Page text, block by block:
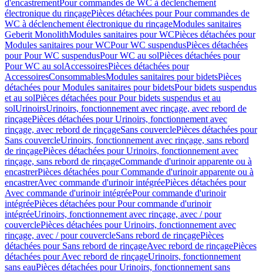
d'encastrementPour commandes de WC à déclenchement
électronique du rinçagePièces détachées pour Pour commandes de
WC à déclenchement électronique du rinçageModules sanitaires
Geberit MonolithModules sanitaires pour WCPièces détachées pour
Modules sanitaires pour WCPour WC suspendusPièces détachées
pour Pour WC suspendusPour WC au solPièces détachées pour
Pour WC au solAccessoiresPièces détachées pour
AccessoiresConsommablesModules sanitaires pour bidetsPièces
détachées pour Modules sanitaires pour bidetsPour bidets suspendus
et au solPièces détachées pour Pour bidets suspendus et au
solUrinoirsUrinoirs, fonctionnement avec rinçage, avec rebord de
rinçagePièces détachées pour Urinoirs, fonctionnement avec
rinçage, avec rebord de rinçageSans couverclePièces détachées pour
Sans couvercleUrinoirs, fonctionnement avec rinçage, sans rebord
de rinçagePièces détachées pour Urinoirs, fonctionnement avec
rinçage, sans rebord de rinçageCommande d'urinoir apparente ou à
encastrerPièces détachées pour Commande d'urinoir apparente ou à
encastrerAvec commande d'urinoir intégréePièces détachées pour
Avec commande d'urinoir intégréePour commande d'urinoir
intégréePièces détachées pour Pour commande d'urinoir
intégréeUrinoirs, fonctionnement avec rinçage, avec / pour
couverclePièces détachées pour Urinoirs, fonctionnement avec
rinçage, avec / pour couvercleSans rebord de rinçagePièces
détachées pour Sans rebord de rinçageAvec rebord de rinçagePièces
détachées pour Avec rebord de rinçageUrinoirs, fonctionnement
sans eauPièces détachées pour Urinoirs, fonctionnement sans